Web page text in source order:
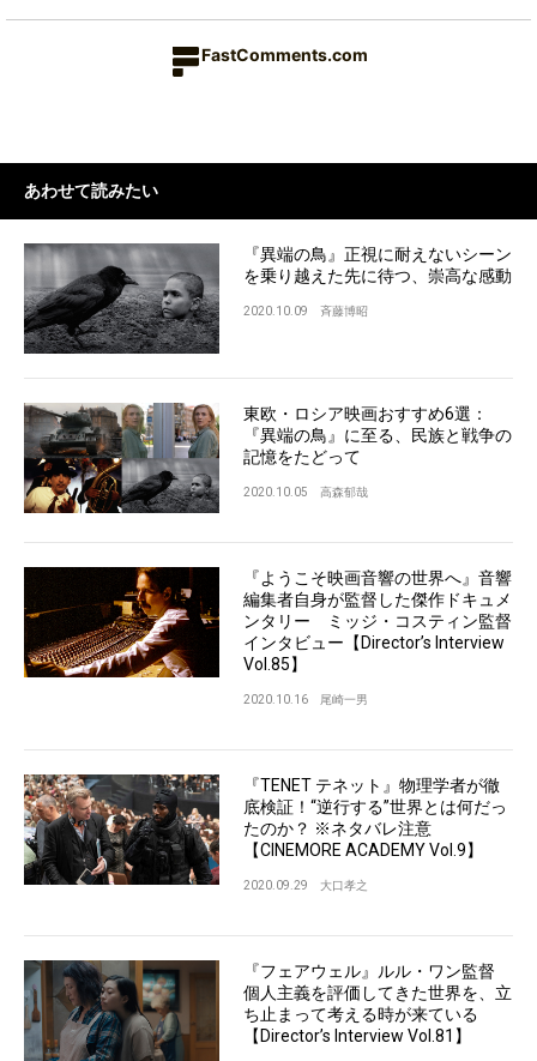
FastComments.com
あわせて読みたい
『異端の鳥』正視に耐えないシーン
を乗り越えた先に待つ、崇高な感動
2020.10.09 斉藤博昭
東欧・ロシア映画おすすめ6選：
『異端の鳥』に至る、民族と戦争の
記憶をたどって
2020.10.05 高森郁哉
『ようこそ映画音響の世界へ』音響
編集者自身が監督した傑作ドキュメ
ンタリー ミッジ・コスティン監督
インタビュー【Director’s Interview
Vol.85】
2020.10.16 尾崎一男
『TENET テネット』物理学者が徹
底検証！“逆行する”世界とは何だっ
たのか？ ※ネタバレ注意
【CINEMORE ACADEMY Vol.9】
2020.09.29 大口孝之
『フェアウェル』ルル・ワン監督
個人主義を評価してきた世界を、立
ち止まって考える時が来ている
【Director’s Interview Vol.81】